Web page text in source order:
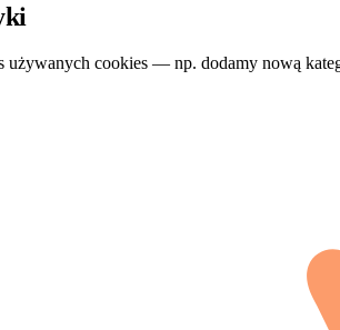
używanych cookies — np. dodamy nową